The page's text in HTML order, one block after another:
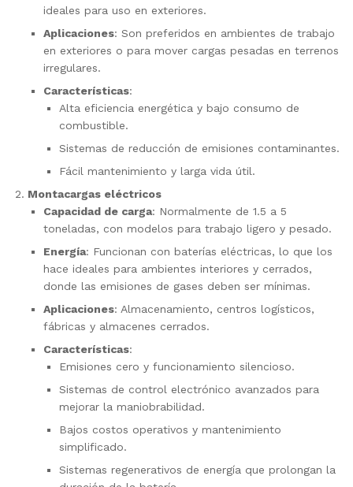
ideales para uso en exteriores.
Aplicaciones: Son preferidos en ambientes de trabajo
en exteriores o para mover cargas pesadas en terrenos
irregulares.
Características:
Alta eficiencia energética y bajo consumo de
combustible.
Sistemas de reducción de emisiones contaminantes.
Fácil mantenimiento y larga vida útil.
Montacargas eléctricos
Capacidad de carga: Normalmente de 1.5 a 5
toneladas, con modelos para trabajo ligero y pesado.
Energía: Funcionan con baterías eléctricas, lo que los
hace ideales para ambientes interiores y cerrados,
donde las emisiones de gases deben ser mínimas.
Aplicaciones: Almacenamiento, centros logísticos,
fábricas y almacenes cerrados.
Características:
Emisiones cero y funcionamiento silencioso.
Sistemas de control electrónico avanzados para
mejorar la maniobrabilidad.
Bajos costos operativos y mantenimiento
simplificado.
Sistemas regenerativos de energía que prolongan la